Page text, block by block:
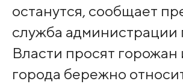
останутся, сообщает
служба администрации
Власти просят горожан
города бережно